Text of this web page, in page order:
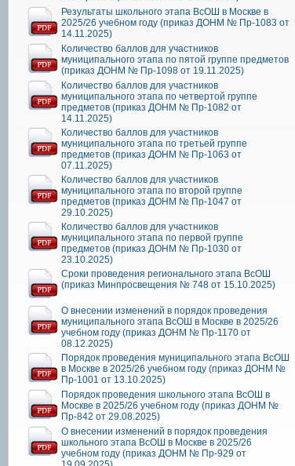
Результаты школьного этапа ВсОШ в Москве в
2025/26 учебном году (приказ ДОНМ № Пр-1083 от
14.11.2025)
Количество баллов для участников
муниципального этапа по пятой группе предметов
(приказ ДОНМ № Пр-1098 от 19.11.2025)
Количество баллов для участников
муниципального этапа по четвертой группе
предметов (приказ ДОНМ № Пр-1082 от
14.11.2025)
Количество баллов для участников
муниципального этапа по третьей группе
предметов (приказ ДОНМ № Пр-1063 от
07.11.2025)
Количество баллов для участников
муниципального этапа по второй группе
предметов (приказ ДОНМ № Пр-1047 от
29.10.2025)
Количество баллов для участников
муниципального этапа по первой группе
предметов (приказ ДОНМ № Пр-1030 от
23.10.2025)
Сроки проведения регионального этапа ВсОШ
(приказ Минпросвещения № 748 от 15.10.2025)
О внесении изменений в порядок проведения
муниципального этапа ВсОШ в Москве в 2025/26
учебном году (приказ ДОНМ № Пр-1170 от
08.12.2025)
Порядок проведения муниципального этапа ВсОШ
в Москве в 2025/26 учебном году (приказ ДОНМ №
Пр-1001 от 13.10.2025)
Порядок проведения школьного этапа ВсОШ в
Москве в 2025/26 учебном году (приказ ДОНМ №
Пр-842 от 29.08.2025)
О внесении изменений в порядок проведения
школьного этапа ВсОШ в Москве в 2025/26
учебном году (приказ ДОНМ № Пр-929 от